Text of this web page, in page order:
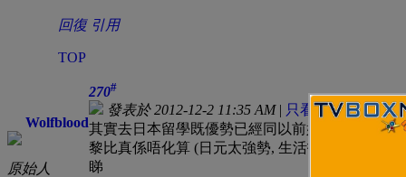
回復 引用
TOP
Wolfblood
原始人
270#
發表於 2012-12-2 11:35 AM| 只看該作者
其實去日本留學既優勢已經同以前好唔同, 就算
黎比真係唔化算 (日元太強勢, 生活指數又高) 除
睇